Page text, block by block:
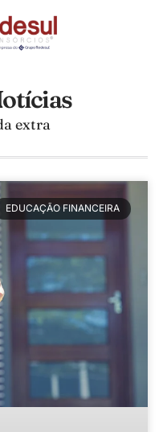
extra
EDUCAÇÃO FINANCEIRA